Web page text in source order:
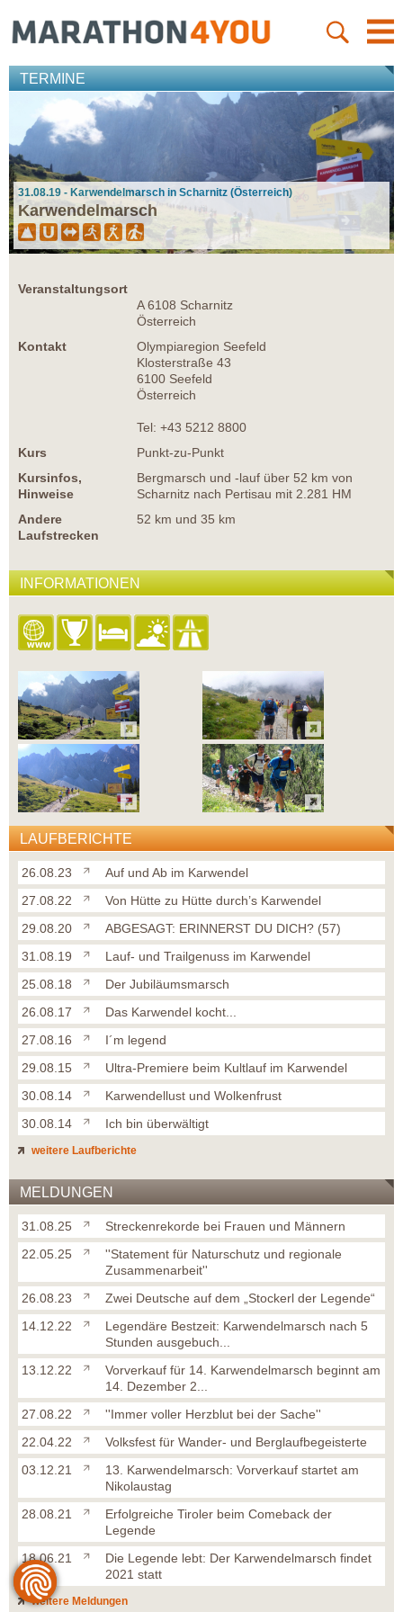
TERMINE
31.08.19 - Karwendelmarsch in Scharnitz (Österreich)
Karwendelmarsch
Veranstaltungsort
A 6108 Scharnitz
Österreich
Kontakt
Olympiaregion Seefeld
Klosterstraße 43
6100 Seefeld
Österreich
Tel: +43 5212 8800
Kurs
Punkt-zu-Punkt
Kursinfos,
Hinweise
Bergmarsch und -lauf über 52 km von
Scharnitz nach Pertisau mit 2.281 HM
Andere
Laufstrecken
52 km und 35 km
INFORMATIONEN
LAUFBERICHTE
26.08.23
Auf und Ab im Karwendel
27.08.22
Von Hütte zu Hütte durch’s Karwendel
29.08.20
ABGESAGT: ERINNERST DU DICH? (57)
31.08.19
Lauf- und Trailgenuss im Karwendel
25.08.18
Der Jubiläumsmarsch
26.08.17
Das Karwendel kocht...
27.08.16
I´m legend
29.08.15
Ultra-Premiere beim Kultlauf im Karwendel
30.08.14
Karwendellust und Wolkenfrust
30.08.14
Ich bin überwältigt
weitere Laufberichte
MELDUNGEN
31.08.25
Streckenrekorde bei Frauen und Männern
22.05.25
''Statement für Naturschutz und regionale
Zusammenarbeit''
26.08.23
Zwei Deutsche auf dem „Stockerl der Legende“
14.12.22
Legendäre Bestzeit: Karwendelmarsch nach 5
Stunden ausgebuch...
13.12.22
Vorverkauf für 14. Karwendelmarsch beginnt am
14. Dezember 2...
27.08.22
''Immer voller Herzblut bei der Sache''
22.04.22
Volksfest für Wander- und Berglaufbegeisterte
03.12.21
13. Karwendelmarsch: Vorverkauf startet am
Nikolaustag
28.08.21
Erfolgreiche Tiroler beim Comeback der
Legende
18.06.21
Die Legende lebt: Der Karwendelmarsch findet
2021 statt
weitere Meldungen